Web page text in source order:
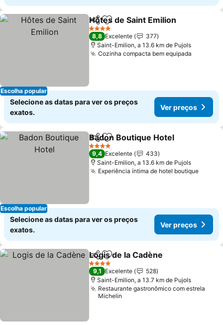
Escolha popular
PartilharAdicionar aos favoritos
Hôtes de Saint Emilion
4 Estrelas
8,8 Excelente
377
Saint-Emilion, a 13.6 km de Pujols
Cozinha compacta bem equipada
Selecione as datas para ver os preços
exatos.
Ver preços
Escolha popular
PartilharAdicionar aos favoritos
Badon Boutique Hotel
4 Estrelas
9,4 Excelente
433
Saint-Emilion, a 13.6 km de Pujols
Experiência íntima de hotel boutiqueVer
Selecione as datas para ver os preços
exatos.
Ver preços
PartilharAdicionar aos favoritos
Logis de la Cadène
4 Estrelas
9,1 Excelente
528
Saint-Emilion, a 13.7 km de Pujols
Restaurante gastronômico com estrela
Michelin